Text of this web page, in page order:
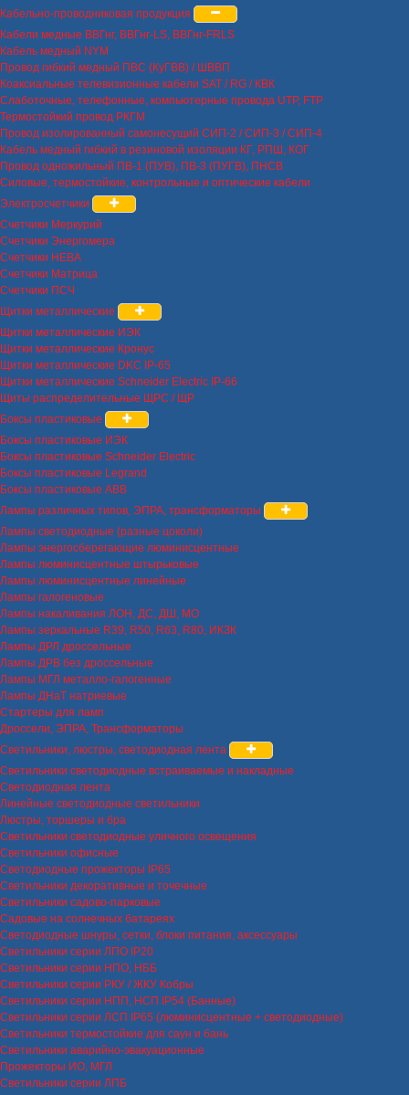
Кабельно-проводниковая продукция
Кабели медные ВВГнг, ВВГнг-LS, ВВГнг-FRLS
Кабель медный NYM
Провод гибкий медный ПВС (КуГВВ) / ШВВП
Коаксиальные телевизионные кабели SAT / RG / КВК
Слаботочные, телефонные, компьютерные провода UTP, FTP
Термостойкий провод РКГМ
Провод изолированный самонесущий СИП-2 / СИП-3 / СИП-4
Кабель медный гибкий в резиновой изоляции КГ, РПШ, КОГ
Провод одножильный ПВ-1 (ПУВ), ПВ-3 (ПУГВ), ПНСВ
Силовые, термостойкие, контрольные и оптические кабели
Электросчетчики
Счетчики Меркурий
Счетчики Энергомера
Счетчики НЕВА
Счетчики Матрица
Счетчики ПСЧ
Щитки металлические
Щитки металлические ИЭК
Щитки металлические Кронус
Щитки металлические DKC IP-65
Щитки металлические Schneider Electric IP-66
Щиты распределительные ЩРС / ЩР
Боксы пластиковые
Боксы пластиковые ИЭК
Боксы пластиковые Schneider Electric
Боксы пластиковые Legrand
Боксы пластиковые ABB
Лампы различных типов, ЭПРА, трансформаторы
Лампы светодиодные (разные цоколи)
Лампы энергосберегающие люминисцентные
Лампы люминисцентные штырьковые
Лампы люминисцентные линейные
Лампы галогеновые
Лампы накаливания ЛОН, ДС, ДШ, МО
Лампы зеркальные R39, R50, R63, R80, ИКЗК
Лампы ДРЛ дроссельные
Лампы ДРВ без дроссельные
Лампы МГЛ металло-галогенные
Лампы ДНаТ натриевые
Стартеры для ламп
Дроссели, ЭПРА, Трансформаторы
Светильники, люстры, светодиодная лента
Светильники светодиодные встраиваемые и накладные
Светодиодная лента
Линейные светодиодные светильники
Люстры, торшеры и бра
Светильники светодиодные уличного освещения
Светильники офисные
Светодиодные прожекторы IP65
Светильники декоративные и точечные
Светильники садово-парковые
Садовые на солнечных батареях
Светодиодные шнуры, сетки, блоки питания, аксессуары
Светильники серии ЛПО IP20
Светильники серии НПО, НББ
Светильники серии РКУ / ЖКУ Кобры
Светильники серии НПП, НСП IP54 (Банные)
Светильники серии ЛСП IP65 (люминисцентные + светодиодные)
Светильники термостойкие для саун и бань
Светильники аварийно-эвакуационные
Прожекторы ИО, МГЛ
Светильники серии ЛПБ